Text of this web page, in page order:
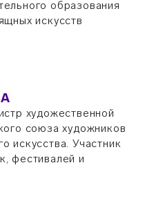
образования
искусств
художественной
союза художников
искусства. Участник
фестивалей и